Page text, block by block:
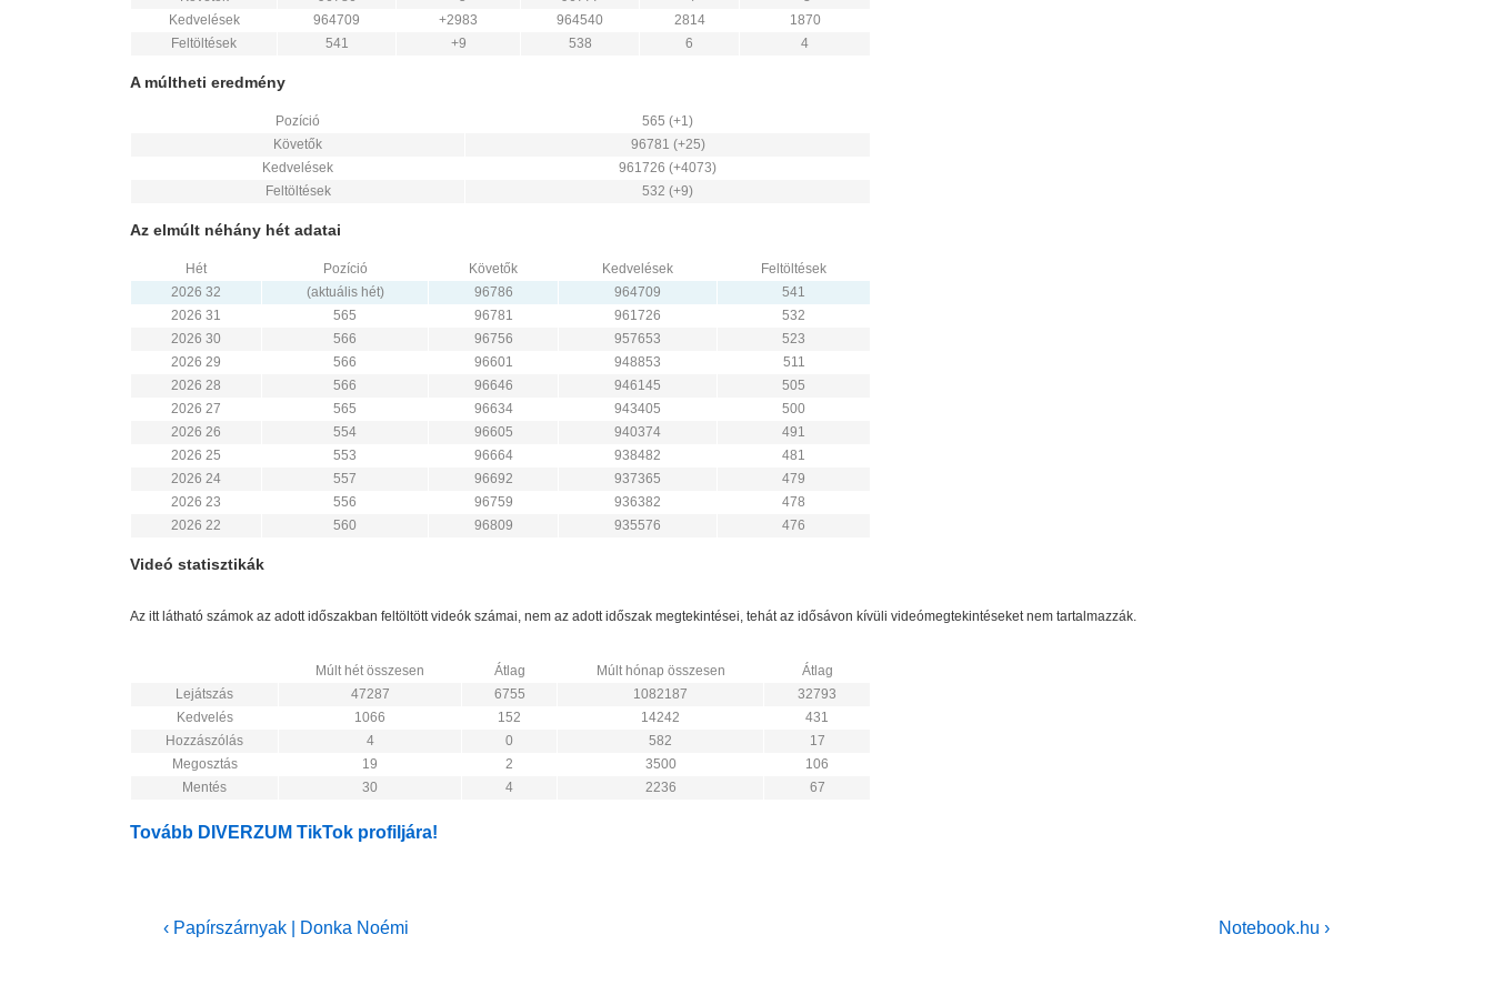
Kedvelések
964709 +2983 964540 2814
1870
Feltöltések
541 +9 538 6 4
A múltheti eredmény
Pozíció
565 (+1)
Követők
96781 (+25)
Kedvelések
961726 (+4073)
Feltöltések
532 (+9)
Az elmúlt néhány hét adatai
Hét Pozíció Követők Kedvelések
Feltöltések
2026 32
(aktuális hét) 96786 964709
541
2026 31
565 96781 961726
532
2026 30
566 96756 957653
523
2026 29
566 96601 948853
511
2026 28
566 96646 946145
505
2026 27
565 96634 943405
500
2026 26
554 96605 940374
491
2026 25
553 96664 938482
481
2026 24
557 96692 937365
479
2026 23
556 96759 936382
478
2026 22
560 96809 935576 476
Videó statisztikák
Az itt látható számok az adott időszakban feltöltött videók számai, nem az adott időszak megtekintései, tehát az idősávon kívüli videómegtekintéseket nem tartalmazzák.
Múlt hét összesen Átlag Múlt hónap összesen
Átlag
Lejátszás
47287 6755 1082187
32793
Kedvelés
1066 152 14242
431
Hozzászólás
4 0 582
17
Megosztás
19 2 3500
106
Mentés
30 4 2236 67
Tovább DIVERZUM TikTok profiljára!
Bejegyzés
Previous
‹ Papírszárnyak | Donka Noémi
Next
Notebook.hu ›